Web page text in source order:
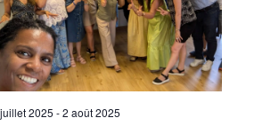
2025 -2 août 2025